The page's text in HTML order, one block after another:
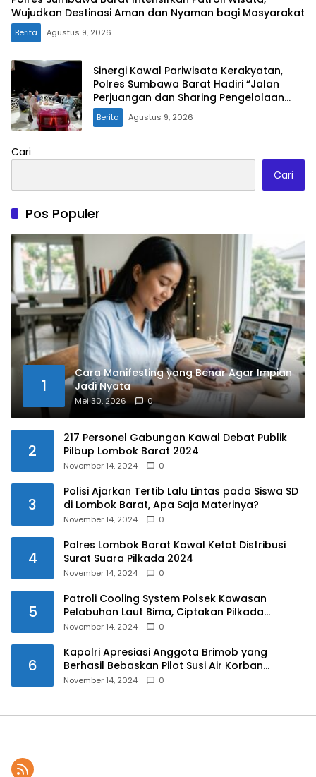
Wujudkan Destinasi Aman dan Nyaman bagi Masyarakat
Berita Agustus 9, 2026
Sinergi Kawal Pariwisata Kerakyatan,
Polres Sumbawa Barat Hadiri “Jalan
Perjuangan dan Sharing Pengelolaan
Pariwisata Bendungan Tiu Suntuk”
Berita Agustus 9, 2026
Cari
Cari
Pos Populer
1
Cara Manifesting yang Benar Agar Impian
Jadi Nyata
Mei 30, 2026 0
2
217 Personel Gabungan Kawal Debat Publik
Pilbup Lombok Barat 2024
November 14, 2024 0
3
Polisi Ajarkan Tertib Lalu Lintas pada Siswa SD
di Lombok Barat, Apa Saja Materinya?
November 14, 2024 0
4
Polres Lombok Barat Kawal Ketat Distribusi
Surat Suara Pilkada 2024
November 14, 2024 0
5
Patroli Cooling System Polsek Kawasan
Pelabuhan Laut Bima, Ciptakan Pilkada
Serentak 2024 yang Aman dan Damai
November 14, 2024 0
6
Kapolri Apresiasi Anggota Brimob yang
Berhasil Bebaskan Pilot Susi Air Korban
Penyanderaan KKB
November 14, 2024 0